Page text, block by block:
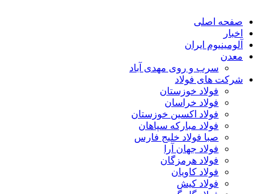
صفحه اصلی
اخبار
آلومینیوم ایران
معدن
سرب و روی مهدی آباد
شرکت های فولاد
فولاد خوزستان
فولاد خراسان
فولاد اکسین خوزستان
فولاد مبارکه سپاهان
صبا فولاد خلیج فارس
فولاد جهان آرا
فولاد هرمزگان
فولاد کاویان
فولاد کیش